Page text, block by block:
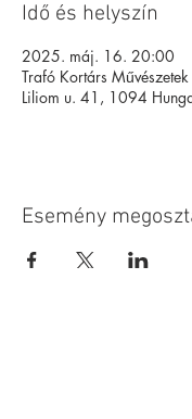
Idő és helyszín
2025. máj. 16. 20:00
Trafó Kortárs
Liliom u. 41, 1094
Esemény